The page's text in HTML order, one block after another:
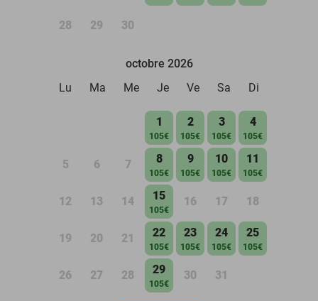
28 29 30
octobre 2026
Lu
Ma Me Je Ve Sa Di
1
105€
2
105€
3
105€
4
105€
5 6 7 8
105€
9
105€
10
105€
11
105€
12 13 14 15
105€
16 17 18
19 20 21 22
105€
23
105€
24
105€
25
105€
26 27 28 29
105€
30 31